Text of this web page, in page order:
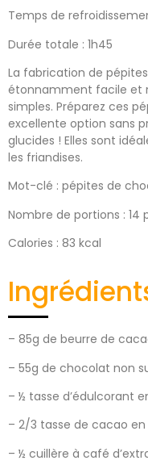
Temps de
Durée totale : 1h45
La fabrication de
étonnamment facile et
simples. Préparez ces
excellente option sans
glucides ! Elles sont
les friandises.
Mot-clé : pépites de
Nombre de portions : 14
Calories : 83 kcal
– 85g de beurre de
– 55g de chocolat non
– ½ tasse d’édulcorant
– 2/3 tasse de cacao
– ½ cuillère à café